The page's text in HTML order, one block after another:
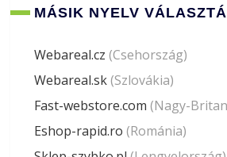
MÁSIK NYELV
Webareal.cz (Csehország)
Webareal.sk(Szlovákia)
Fast-webstore.com (Nagy-
Eshop-rapid.ro (Románia)